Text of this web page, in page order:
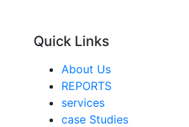
Quick Links
About Us
REPORTS
services
case Studies